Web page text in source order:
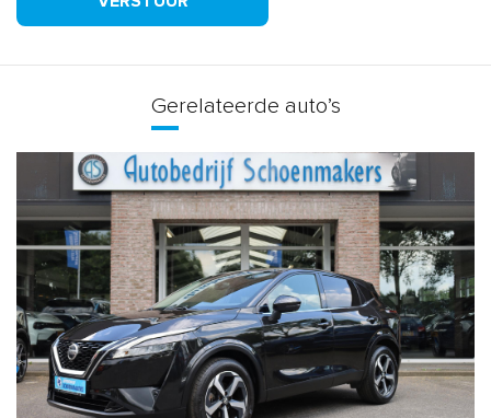
Gerelateerde auto’s